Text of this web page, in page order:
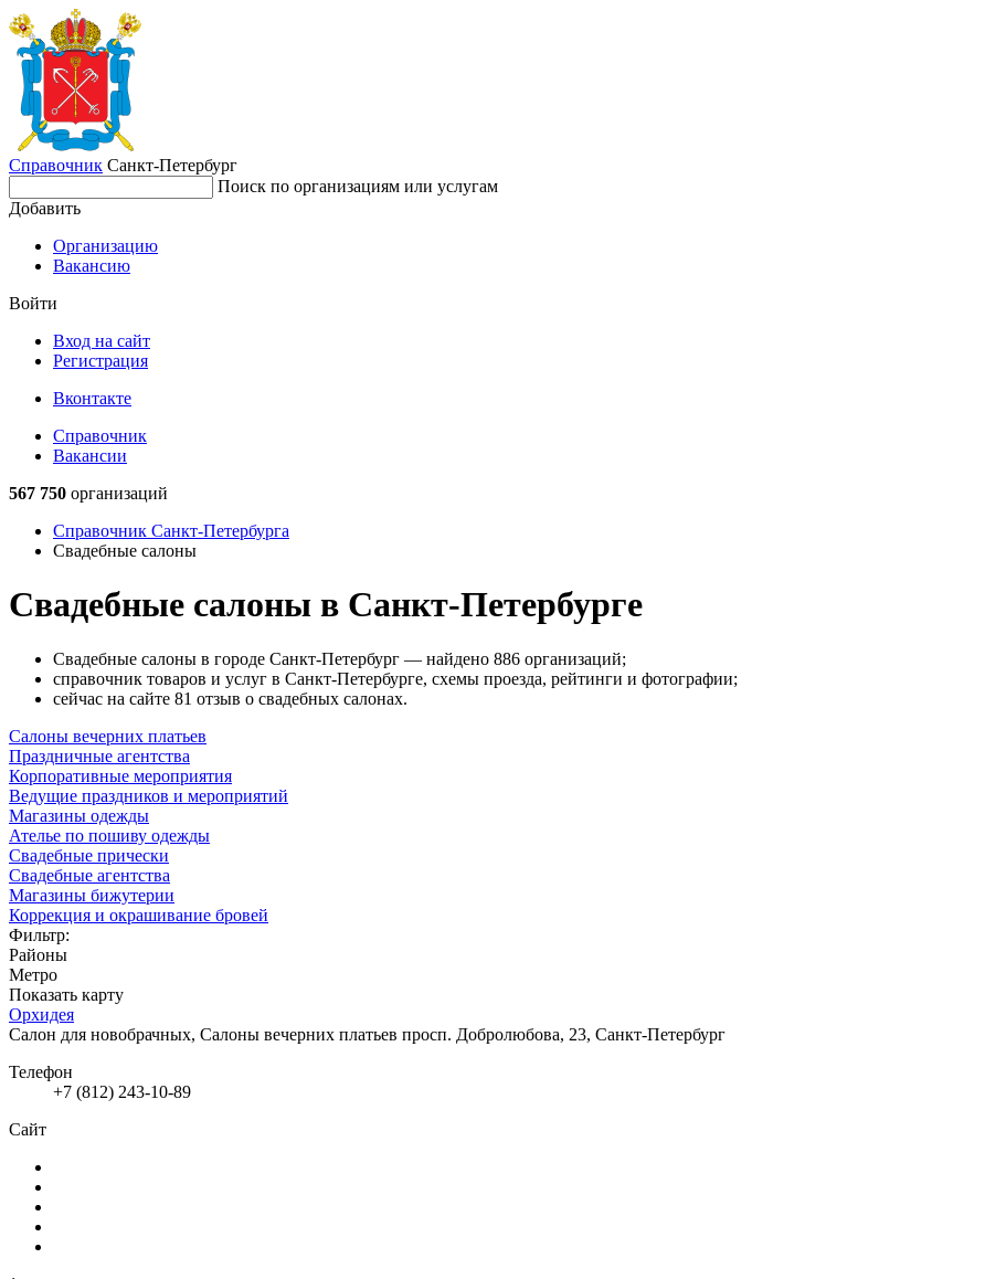
Справочник Санкт-Петербург
Поиск по организациям или услугам
Добавить
Организацию
Вакансию
Войти
Вход на сайт
Регистрация
Вконтакте
Справочник
Вакансии
567 750 организаций
Справочник Санкт-Петербурга
Свадебные салоны
Свадебные салоны в Санкт-Петербурге
Свадебные салоны в городе Санкт-Петербург — найдено 886 организаций;
справочник товаров и услуг в Санкт-Петербурге, схемы проезда, рейтинги и фотографии;
сейчас на сайте 81 отзыв о свадебных салонах.
Салоны вечерних платьев
Праздничные агентства
Корпоративные мероприятия
Ведущие праздников и мероприятий
Магазины одежды
Ателье по пошиву одежды
Свадебные прически
Свадебные агентства
Магазины бижутерии
Коррекция и окрашивание бровей
Фильтр:
Районы
Метро
Показать карту
Орхидея
Салон для новобрачных, Салоны вечерних платьев просп. Добролюбова, 23, Санкт-Петербург
Телефон
+7 (812) 243-10-89
Сайт